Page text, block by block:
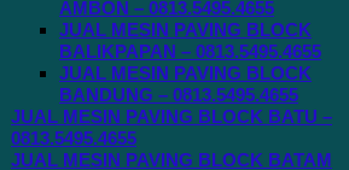
AMBON – 0813.5495.4655
JUAL MESIN PAVING BLOCK
BALIKPAPAN – 0813.5495.4655
JUAL MESIN PAVING BLOCK
BANDUNG – 0813.5495.4655
JUAL MESIN PAVING BLOCK BATU –
0813.5495.4655
JUAL MESIN PAVING BLOCK BATAM